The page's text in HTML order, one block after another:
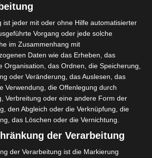
So will es das Gesetz. Punkt.
die Politik auf den Plan und
(CDU) gibt zu Protokoll: „Ich
Verständnis.“ und „Der
darüber wird durch das
sicherlich nicht kleiner
ist jeder mit oder ohne Hilfe automatisierter
Vorgang oder jede solche
im Zusammenhang mit
Daten wie das Erheben, das
Organisation, das Ordnen, die Speicherung,
oder Veränderung, das Auslesen, das
Verwendung, die Offenlegung durch
Verbreitung oder eine andere Form der
den Abgleich oder die Verknüpfung, die
das Löschen oder die Vernichtung.
der Verarbeitung
der Verarbeitung ist die Markierung